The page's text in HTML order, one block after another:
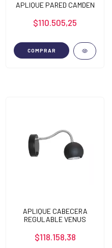
APLIQUE PARED CAMDEN
$110.505,25
COMPRAR
APLIQUE CABECERA
REGULABLE VENUS
$118.158,38